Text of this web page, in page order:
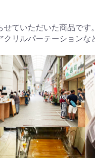
ていただいた商品です。
リルパーテーションな